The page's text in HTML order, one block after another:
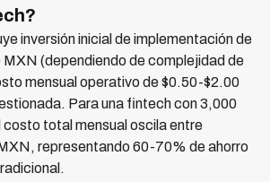
inversión inicial de implementación de
(dependiendo de complejidad de
mensual operativo de $0.50-$2.00
Para una fintech con 3,000
total mensual oscila entre
representando 60-70% de ahorro